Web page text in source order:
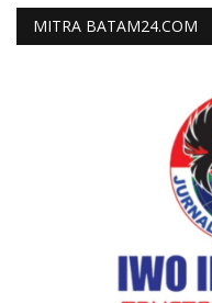
MITRA BATAM24.COM